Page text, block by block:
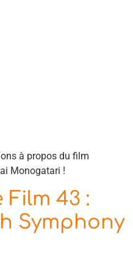
à propos du film
Monogatari !
Film 43 :
Symphony